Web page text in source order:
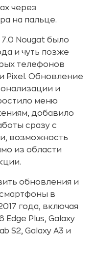
через
на пальце.
Nougat было
и чуть позже
телефонов
Pixel. Обновление
и
меню
добавило
сразу с
возможность
из области
обновления и
в
года, включая
Edge Plus, Galaxy
S2, Galaxy A3 и